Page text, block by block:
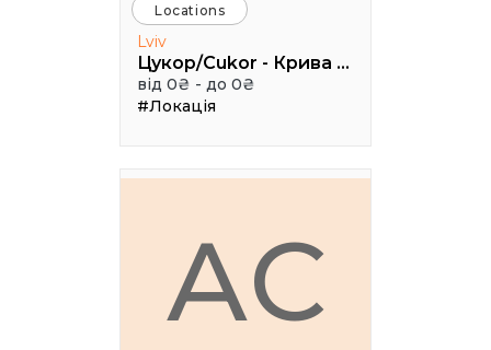
Locations
Lviv
Цукор/Cukor - Крива Липа, 3
від 0₴ - до 0₴
#Локація
АC